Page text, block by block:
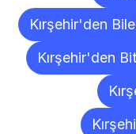
Kırşehir'den
Kırşehir'den